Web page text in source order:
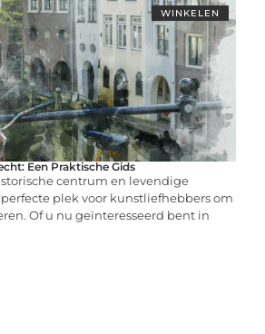
WINKELEN
Een Praktische Gids
centrum en levendige
plek voor kunstliefhebbers om
Of u nu geïnteresseerd bent in